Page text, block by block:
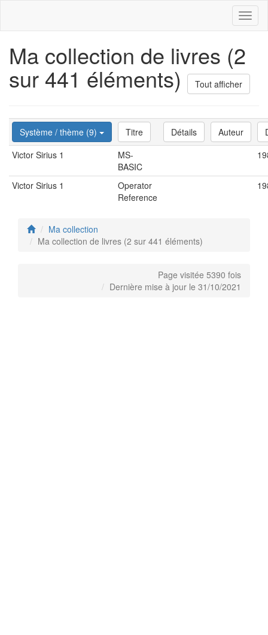
Ma collection de livres (2
sur 441 éléments) Tout afficher
Système / thème (9) Titre Détails Auteur
Victor Sirius 1
MS-
BASIC
Victor Sirius 1
Operator
Reference
Ma collection
Ma collection de livres (2 sur 441 éléments)
Page visitée 5390 fois
Dernière mise à jour le 31/10/2021